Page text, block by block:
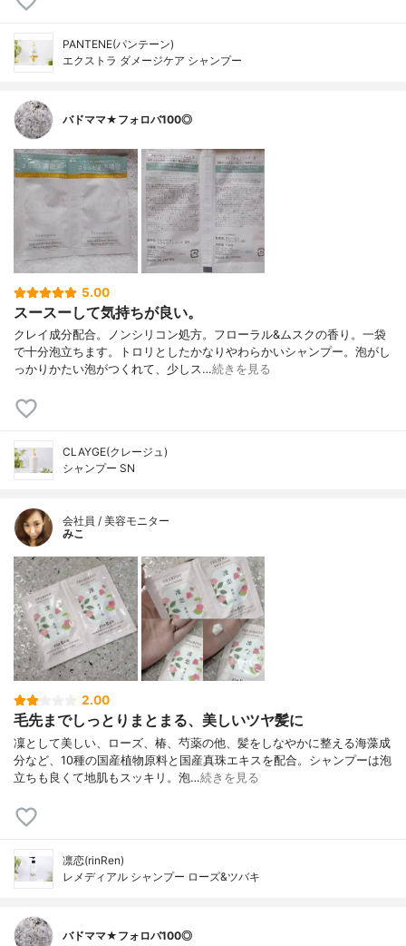
PANTENE(パンテーン)
エクストラ ダメージケア シャンプー
バドママ★フォロバ100◎
5.00
スースーして気持ちが良い。
クレイ成分配合。ノンシリコン処方。フローラル&ムスクの香り。一袋
で十分泡立ちます。トロリとしたかなりやわらかいシャンプー。泡がし
っかりかたい泡がつくれて、少しス…続きを見る
CLAYGE(クレージュ)
シャンプー SN
会社員 / 美容モニター
みこ
2.00
毛先までしっとりまとまる、美しいツヤ髪に
凜として美しい、ローズ、椿、芍薬の他、髪をしなやかに整える海藻成
分など、10種の国産植物原料と国産真珠エキスを配合。シャンプーは泡
立ちも良くて地肌もスッキリ。泡…続きを見る
凛恋(rinRen)
レメディアル シャンプー ローズ&ツバキ
バドママ★フォロバ100◎